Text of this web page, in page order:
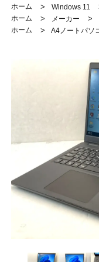
ホーム
> Windows 11
ホーム
> メーカー >
ホーム
> A4ノートパソ